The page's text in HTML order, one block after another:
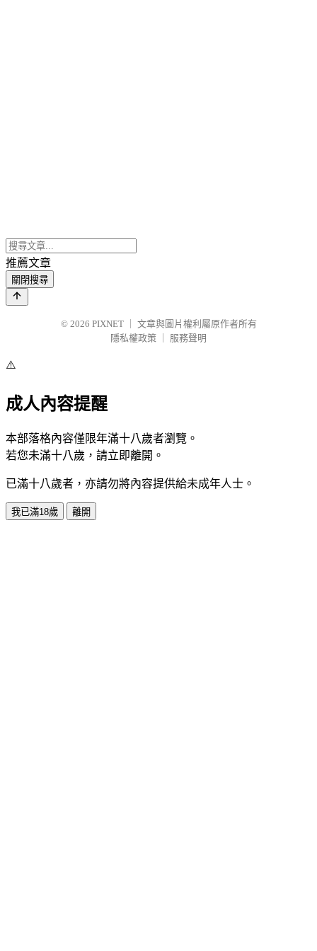
推薦文章
關閉搜尋
© 2026 PIXNET
文章與圖片權利屬原作者所有
隱私權政策
服務聲明
⚠️
成人內容提醒
本部落格內容僅限年滿十八歲者瀏覽。
若您未滿十八歲，請立即離開。
已滿十八歲者，亦請勿將內容提供給未成年人士。
我已滿18歲 離開